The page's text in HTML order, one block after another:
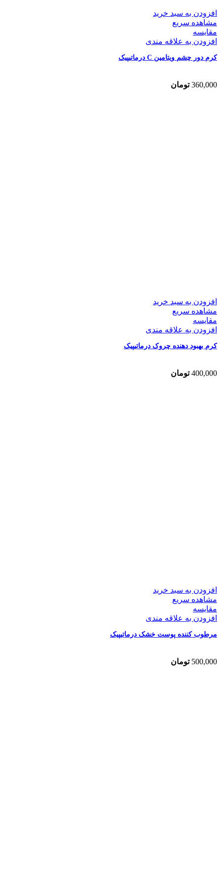
افزودن به سبد خرید
مشاهده سریع
مقایسه
افزودن به علاقه مندی
کرم دور چشم ویتامین C درماتیپیک
360,000 تومان
افزودن به سبد خرید
مشاهده سریع
مقایسه
افزودن به علاقه مندی
کرم بهبود دهنده چروک درماتیپیک
400,000 تومان
افزودن به سبد خرید
مشاهده سریع
مقایسه
افزودن به علاقه مندی
مرطوب کننده پوست خشک درماتیپیک
500,000 تومان